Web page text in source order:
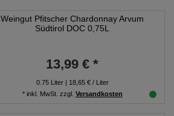
Weingut Pfitscher Chardonnay Arvum
Südtirol DOC 0,75L
13,99 € *
0.75Liter| 18,65 € / Liter
* inkl. MwSt. zzgl. Versandkosten